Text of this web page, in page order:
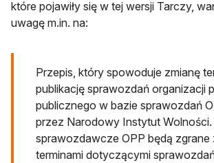
które pojawiły się w tej wersji Tarczy,
uwagę m.in. na:
Przepis, który spowoduje zmianę
publikację sprawozdań organizacji
publicznego w bazie sprawozdań
przez Narodowy Instytut Wolności.
sprawozdawcze OPP będą zgrane
terminami dotyczącymi